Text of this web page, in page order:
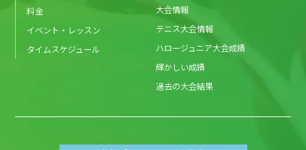
料金
イベント・レッスン
タイムスケジュール
大会情報
テニス大会情報
ハロージュニア大会成績
輝かしい成績
過去の大会結果